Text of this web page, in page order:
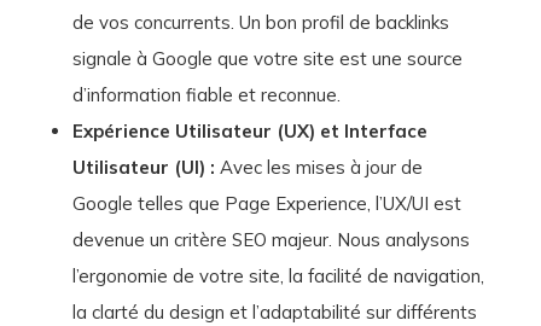
de vos concurrents. Un bon profil de backlinks
signale à Google que votre site est une source
d’information fiable et reconnue.
Expérience Utilisateur (UX) et Interface
Utilisateur (UI) : Avec les mises à jour de
Google telles que Page Experience, l’UX/UI est
devenue un critère SEO majeur. Nous analysons
l’ergonomie de votre site, la facilité de navigation,
la clarté du design et l’adaptabilité sur différents